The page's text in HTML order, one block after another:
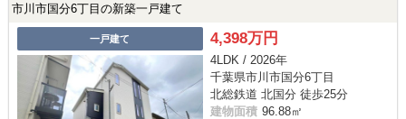
市川市国分6丁目の新築一戸建て
一戸建て 4,398万円
4LDK / 2026年
千葉県市川市国分6丁目
北総鉄道 北国分 徒歩25分
建物面積 96.88㎡